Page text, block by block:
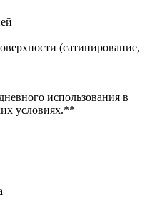
(сатинирование,
использования в
условиях.**